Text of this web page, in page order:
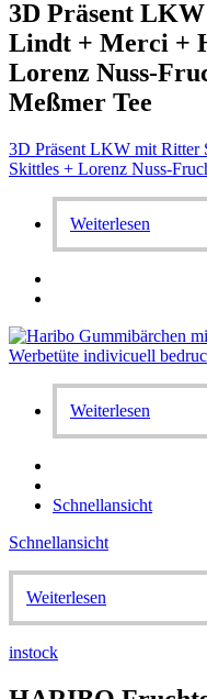
3D Präsent
Lindt + Merci +
Lorenz Nuss-
Meßmer Tee
3D Präsent LKW mit
Skittles + Lorenz Nuss-
Weiterlesen
Weiterlesen
Schnellansicht
Schnellansicht
Weiterlesen
instock